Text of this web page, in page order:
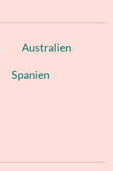
Australien
Spanien